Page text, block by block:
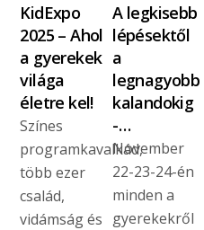
KidExpo
2025 – Ahol
a gyerekek
világa
életre kel!
Színes
programkavalkád,
több ezer
család,
vidámság és
A legkisebb
lépésektől
a
legnagyobb
kalandokig
-…
November
22-23-24-én
minden a
gyerekekről